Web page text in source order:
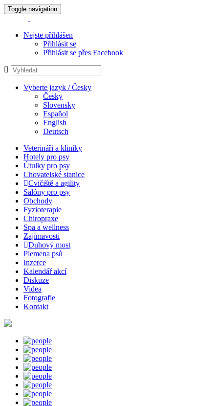
Toggle navigation
Nejste přihlášen
Přihlásit se
Přihlásit se přes Facebook
Vyberte jazyk / Česky
Česky
Slovensky
Espaňol
English
Deutsch
Veterináři a kliniky
Hotely pro psy
Útulky pro psy
Chovatelské stanice
Cvičiště a agility
Salóny pro psy
Obchody
Fyzioterapie
Chiropraxe
Spa a wellness
Zajímavosti
Duhový most
Plemena psů
Inzerce
Kalendář akcí
Diskuze
Videa
Fotografie
Kontakt